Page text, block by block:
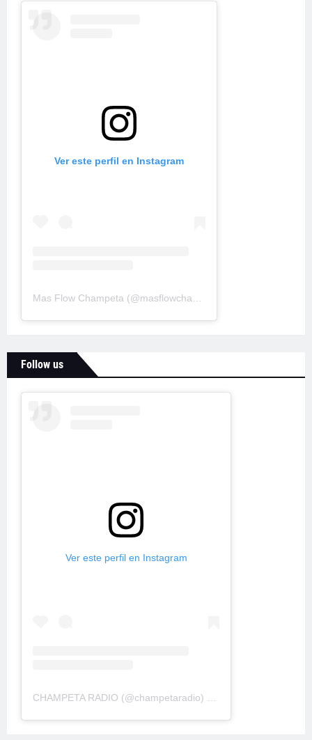
Ver este perfil en Instagram
Mas Flow Champeta (@masflowchampeta
Follow us
Ver este perfil en Instagram
CHAMPETA RADIO (@champetaradio) • Fotos y videos de Instagram